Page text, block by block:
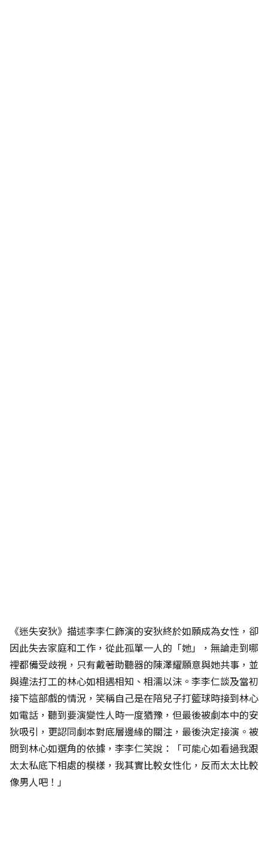
《迷失安狄》描述李李仁飾演的安狄終於如願成為女性，卻
因此失去家庭和工作，從此孤單一人的「她」，無論走到哪
裡都備受歧視，只有戴著助聽器的陳澤耀願意與她共事，並
與違法打工的林心如相遇相知、相濡以沫。李李仁談及當初
接下這部戲的情況，笑稱自己是在陪兒子打籃球時接到林心
如電話，聽到要演變性人時一度猶豫，但最後被劇本中的安
狄吸引，更認同劇本對底層邊緣的關注，最後決定接演。被
問到林心如選角的依據，李李仁笑說：「可能心如看過我跟
太太私底下相處的模樣，我其實比較女性化，反而太太比較
像男人吧！」